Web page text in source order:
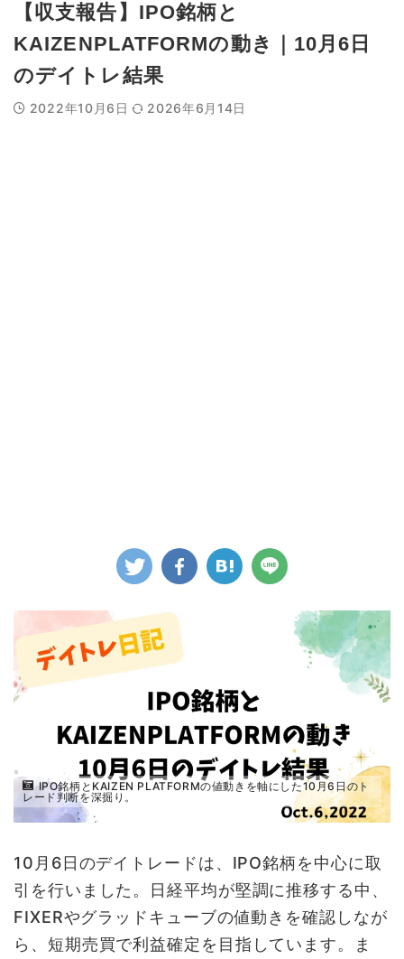
【収支報告】IPO銘柄と
KAIZENPLATFORMの動き｜10月6日
のデイトレ結果
2022年10月6日 2026年6月14日
IPO銘柄とKAIZEN PLATFORMの値動きを軸にした10月6日のト
レード判断を深掘り。
10月6日のデイトレードは、IPO銘柄を中心に取
引を行いました。日経平均が堅調に推移する中、
FIXERやグラッドキューブの値動きを確認しなが
ら、短期売買で利益確定を目指しています。ま